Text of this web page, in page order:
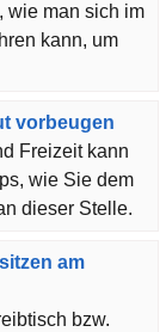
wie man sich im
kann, um
vorbeugen
Freizeit kann
wie Sie dem
dieser Stelle.
am
bzw.